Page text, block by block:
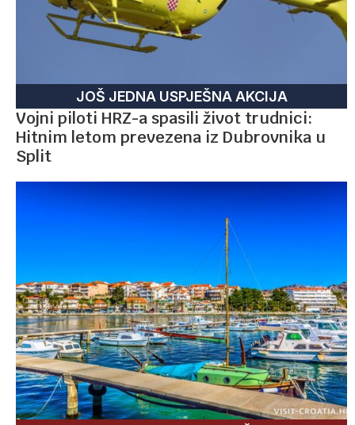
JOŠ JEDNA USPJEŠNA AKCIJA
Vojni piloti HRZ-a spasili život trudnici:
Hitnim letom prevezena iz Dubrovnika u
Split